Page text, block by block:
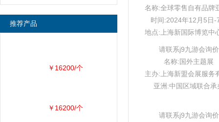
名称:全球零售自有品牌
时间:2024年12月5日-
地点:上海新国际博览中
请联系j9九游会询价
名称:国外主题展
主办:上海新盟会展服务
亚洲:中国区域联合承
请联系j9九游会询价
推荐产品
￥16200/个
￥16200/个